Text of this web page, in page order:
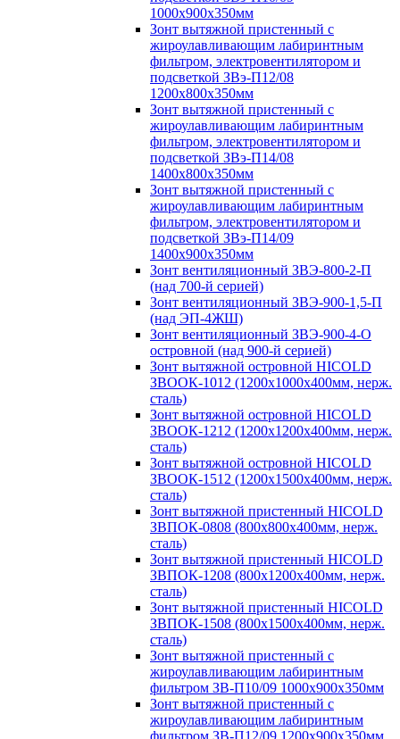
1000х900х350мм
Зонт вытяжной пристенный с
жироулавливающим лабиринтным
фильтром, электровентилятором и
подсветкой ЗВэ-П12/08
1200х800х350мм
Зонт вытяжной пристенный с
жироулавливающим лабиринтным
фильтром, электровентилятором и
подсветкой ЗВэ-П14/08
1400х800х350мм
Зонт вытяжной пристенный с
жироулавливающим лабиринтным
фильтром, электровентилятором и
подсветкой ЗВэ-П14/09
1400х900х350мм
Зонт вентиляционный ЗВЭ-800-2-П
(над 700-й серией)
Зонт вентиляционный ЗВЭ-900-1,5-П
(над ЭП-4ЖШ)
Зонт вентиляционный ЗВЭ-900-4-О
островной (над 900-й серией)
Зонт вытяжной островной HICOLD
ЗВООК-1012 (1200х1000х400мм, нерж.
сталь)
Зонт вытяжной островной HICOLD
ЗВООК-1212 (1200x1200x400мм, нерж.
сталь)
Зонт вытяжной островной HICOLD
ЗВООК-1512 (1200х1500х400мм, нерж.
сталь)
Зонт вытяжной пристенный HICOLD
ЗВПОК-0808 (800х800х400мм, нерж.
сталь)
Зонт вытяжной пристенный HICOLD
ЗВПОК-1208 (800х1200х400мм, нерж.
сталь)
Зонт вытяжной пристенный HICOLD
ЗВПОК-1508 (800х1500х400мм, нерж.
сталь)
Зонт вытяжной пристенный с
жироулавливающим лабиринтным
фильтром ЗВ-П10/09 1000х900х350мм
Зонт вытяжной пристенный с
жироулавливающим лабиринтным
фильтром ЗВ-П12/09 1200х900х350мм